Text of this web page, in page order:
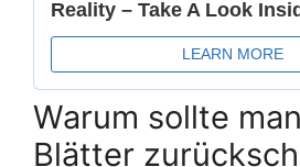
Warum sollte
Blätter